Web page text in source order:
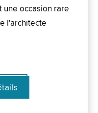
une occasion rare
l'architecte